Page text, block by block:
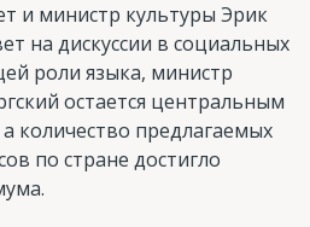
и министр культуры Эрик
на дискуссии в социальных
роли языка, министр
остается центральным
количество предлагаемых
по стране достигло